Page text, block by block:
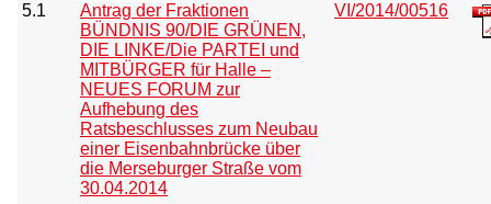
5.1
Antrag der Fraktionen
BÜNDNIS 90/DIE GRÜNEN,
DIE LINKE/Die PARTEI und
MITBÜRGER für Halle –
NEUES FORUM zur
Aufhebung des
Ratsbeschlusses zum Neubau
einer Eisenbahnbrücke über
die Merseburger Straße vom
30.04.2014
VI/2014/00516